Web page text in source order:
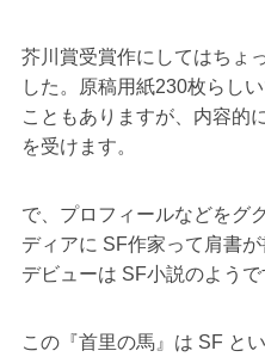
芥川賞受賞作にしてはちょ
した。原稿用紙230枚らし
こともありますが、内容的
を受けます。
で、プロフィールなどをグ
ディアに SF作家って肩書
デビューは SF小説のようで
この『首里の馬』は SF と